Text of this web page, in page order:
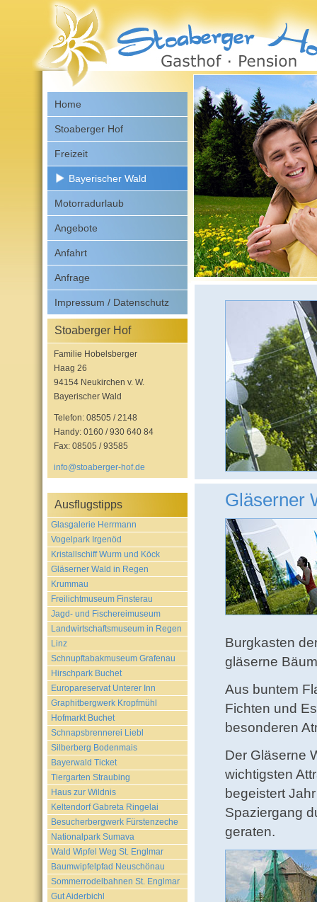
Home
Stoaberger Hof
Freizeit
Bayerischer Wald
Motorradurlaub
Angebote
Anfahrt
Anfrage
Impressum / Datenschutz
Stoaberger Hof
Familie Hobelsberger
Haag 26
94154 Neukirchen v. W.
Bayerischer Wald
Telefon: 08505 / 2148
Handy: 0160 / 930 640 84
Fax: 08505 / 93585
info@stoaberger-hof.de
Ausflugstipps
Glasgalerie Herrmann
Vogelpark Irgenöd
Kristallschiff Wurm und Köck
Gläserner Wald in Regen
Krummau
Freilichtmuseum Finsterau
Jagd- und Fischereimuseum
Landwirtschaftsmuseum in Regen
Linz
Schnupftabakmuseum Grafenau
Hirschpark Buchet
Europareservat Unterer Inn
Graphitbergwerk Kropfmühl
Hofmarkt Buchet
Schnapsbrennerei Liebl
Silberberg Bodenmais
Bayerwald Ticket
Tiergarten Straubing
Haus zur Wildnis
Keltendorf Gabreta Ringelai
Besucherbergwerk Fürstenzeche
Nationalpark Sumava
Wald Wipfel Weg St. Englmar
Baumwipfelpfad Neuschönau
Sommerrodelbahnen St. Englmar
Gut Aiderbichl
Gläserner
Burgkasten
gläserne
Aus buntem
Fichten und
besonderen
Der Gläserne
wichtigsten
begeistert
Spaziergang
geraten.